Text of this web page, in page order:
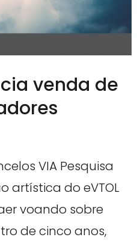
venda de
VIA Pesquisa
artística do eVTOL
voando sobre
de cinco anos,